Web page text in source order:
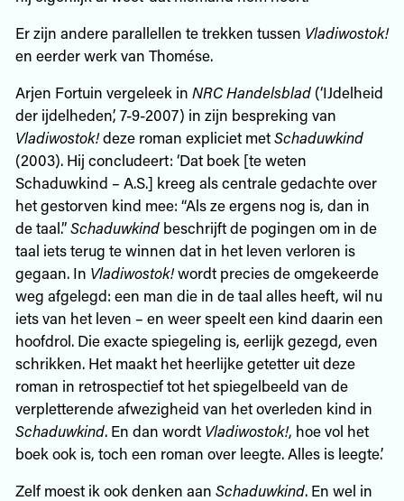
Er zijn andere parallellen te trekken tussen Vladiwostok!
en eerder werk van Thomése.
Arjen Fortuin vergeleek in NRC Handelsblad(‘IJdelheid
der ijdelheden’, 7-9-2007) in zijn bespreking van
Vladiwostok!deze roman expliciet metSchaduwkind
(2003). Hij concludeert: ‘Dat boek [te weten
Schaduwkind – A.S.] kreeg als centrale gedachte over
het gestorven kind mee: “Als ze ergens nog is, dan in
de taal.”Schaduwkindbeschrijft de pogingen om in de
taal iets terug te winnen dat in het leven verloren is
gegaan. In Vladiwostok!wordt precies de omgekeerde
weg afgelegd: een man die in de taal alles heeft, wil nu
iets van het leven – en weer speelt een kind daarin een
hoofdrol. Die exacte spiegeling is, eerlijk gezegd, even
schrikken. Het maakt het heerlijke getetter uit deze
roman in retrospectief tot het spiegelbeeld van de
verpletterende afwezigheid van het overleden kind in
Schaduwkind. En dan wordt Vladiwostok!, hoe vol het
boek ook is, toch een roman over leegte. Alles is leegte.’
Zelf moest ik ook denken aan Schaduwkind. En wel in